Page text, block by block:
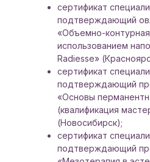
сертификат
подтверждающий
«Объемно-контурная
использованием
Radiesse»
сертификат
подтверждающий
«Основы
(квалификация
(Новосибирск);
сертификат
подтверждающий